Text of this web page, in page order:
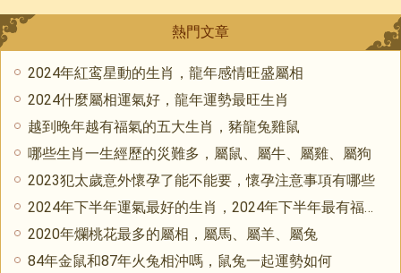
熱門文章
2024年紅鸾星動的生肖，龍年感情旺盛屬相
2024什麼屬相運氣好，龍年運勢最旺生肖
越到晚年越有福氣的五大生肖，豬龍兔雞鼠
哪些生肖一生經歷的災難多，屬鼠、屬牛、屬雞、屬狗
2023犯太歲意外懷孕了能不能要，懷孕注意事項有哪些
2024年下半年運氣最好的生肖，2024年下半年最有福氣的生肖
2020年爛桃花最多的屬相，屬馬、屬羊、屬兔
84年金鼠和87年火兔相沖嗎，鼠兔一起運勢如何